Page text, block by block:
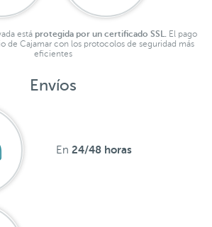
está protegida por un certificado SSL. El pago
de Cajamar con los protocolos de seguridad más
eficientes
Envíos
En 24/48 horas